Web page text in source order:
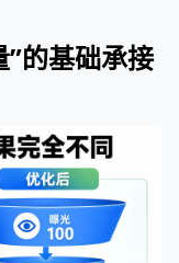
的基础承接